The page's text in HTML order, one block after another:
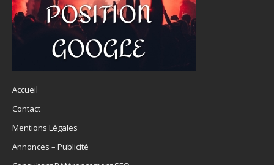
Accueil
Contact
Mentions Légales
Annonces – Publicité